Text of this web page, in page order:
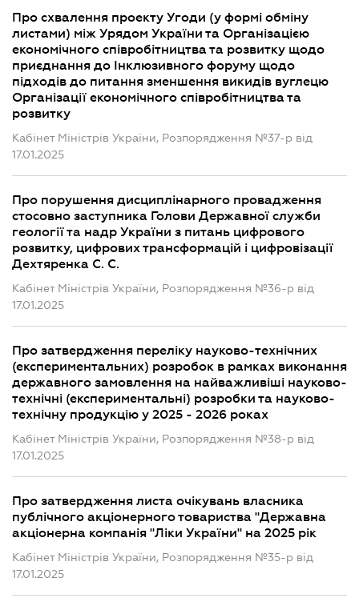
Про схвалення проекту Угоди (у формі обміну
листами) між Урядом України та Організацією
економічного співробітництва та розвитку щодо
приєднання до Інклюзивного форуму щодо
підходів до питання зменшення викидів вуглецю
Організації економічного співробітництва та
розвитку
Кабінет Міністрів України, Розпорядження №37-р від
17.01.2025
Про порушення дисциплінарного провадження
стосовно заступника Голови Державної служби
геології та надр України з питань цифрового
розвитку, цифрових трансформацій і цифровізації
Дехтяренка С. С.
Кабінет Міністрів України, Розпорядження №36-р від
17.01.2025
Про затвердження переліку науково-технічних
(експериментальних) розробок в рамках виконання
державного замовлення на найважливіші науково-
технічні (експериментальні) розробки та науково-
технічну продукцію у 2025 - 2026 роках
Кабінет Міністрів України, Розпорядження №38-р від
17.01.2025
Про затвердження листа очікувань власника
публічного акціонерного товариства "Державна
акціонерна компанія "Ліки України" на 2025 рік
Кабінет Міністрів України, Розпорядження №35-р від
17.01.2025